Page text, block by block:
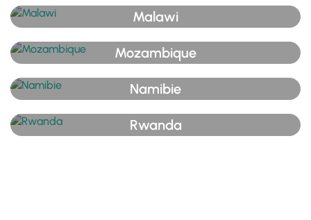
Malawi
Mozambique
Namibie
Rwanda